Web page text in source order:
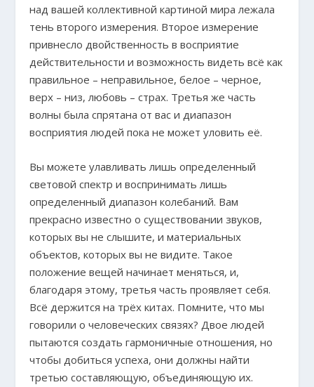
над вашей коллективной картиной мира лежала
тень второго измерения. Второе измерение
привнесло двойственность в восприятие
действительности и возможность видеть всё как
правильное – неправильное, белое – черное,
верх – низ, любовь – страх. Третья же часть
волны была спрятана от вас и диапазон
восприятия людей пока не может уловить её.
Вы можете улавливать лишь определенный
световой спектр и воспринимать лишь
определенный диапазон колебаний. Вам
прекрасно известно о существовании звуков,
которых вы не слышите, и материальных
объектов, которых вы не видите. Такое
положение вещей начинает меняться, и,
благодаря этому, третья часть проявляет себя.
Всё держится на трёх китах. Помните, что мы
говорили о человеческих связях? Двое людей
пытаются создать гармоничные отношения, но
чтобы добиться успеха, они должны найти
третью составляющую, объединяющую их.